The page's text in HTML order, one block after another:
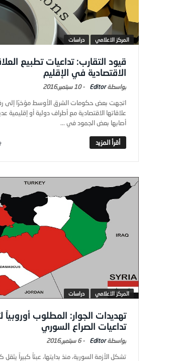
المركز الاعلامي دراسات
قيود التقارب: تداعيات تطبيع
الاقتصادية في الإقليم
Editor
-10 سبتمبر,2016
اتجهت بعض حكومات الشرق الأوسط مؤخرًا إلى
علاقاتها الاقتصادية مع أطراف دولية أو إقليمية
أصابها بعض الجمود في ...
المركز الاعلامي دراسات
تهديدات الجوار: المطلوب
تداعيات الصراع السوري
Editor
-6 سبتمبر,2016
تشكل الأزمة السورية، منذ بدايتها، عبئاً كبيراً